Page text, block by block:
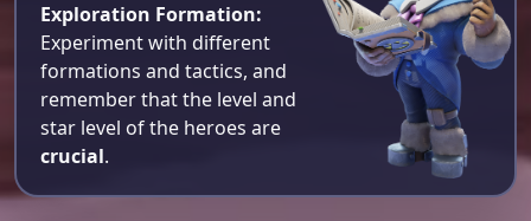
Exploration Formation:
Experiment with different
formations and tactics, and
remember that the level and
star level of the heroes are
crucial.